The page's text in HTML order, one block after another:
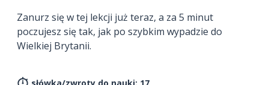
Zanurz się w tej lekcji już teraz, a za 5 minut
poczujesz się tak, jak po szybkim wypadzie do
Wielkiej Brytanii.